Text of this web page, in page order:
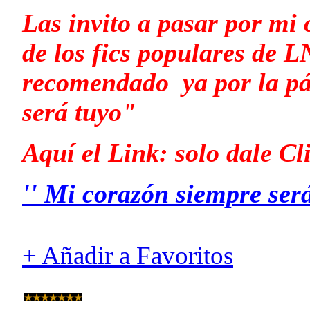
Las invito a pasar por mi
de los fics populares de
recomendado ya por la
será tuyo"
Aquí el Link: solo dale
'' Mi corazón siempre
+ Añadir a Favoritos